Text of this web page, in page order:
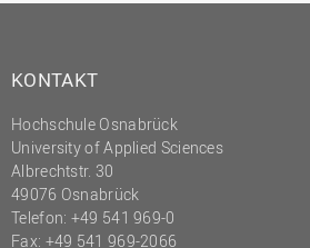
(PMO)
Prozessmanagement
Recht
Science to Business GmbH
Studierendensekretariat
KONTAKT
Hochschule Osnabrück
University of Applied Sciences
Albrechtstr. 30
49076 Osnabrück
Telefon: +49 541 969-0
Fax: +49 541 969-2066